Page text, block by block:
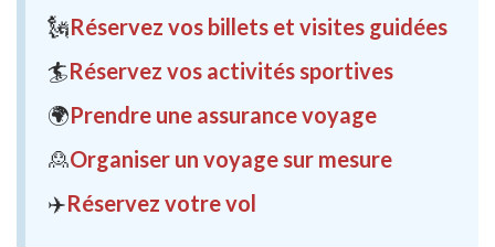
🗽Réservez vos billets et visites guidées
🏄Réservez vos activités sportives
🌍Prendre une assurance voyage
🙎Organiser un voyage sur mesure
✈️Réservez votre vol